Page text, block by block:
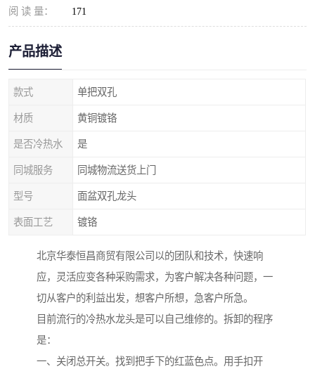
阅 读 量： 171
产品描述
款式 单把双孔
材质 黄铜镀铬
是否冷热水 是
同城服务 同城物流送货上门
型号 面盆双孔龙头
表面工艺 镀铬
北京华泰恒昌商贸有限公司以的团队和技术，快速响
应，灵活应变各种采购需求，为客户解决各种问题，一
切从客户的利益出发，想客户所想，急客户所急。
目前流行的冷热水龙头是可以自己维修的。拆卸的程序
是：
一、关闭总开关。找到把手下的红蓝色点。用手扣开